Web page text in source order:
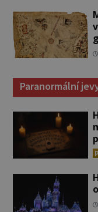
Paranormální